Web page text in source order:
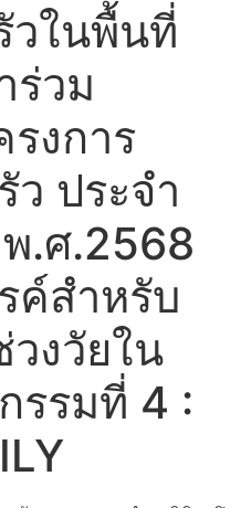
วในพื้นที่
ร่วม
งการ
ประจำ
.ศ.2568
ค์สำหรับ
งวัยใน
รรมที่ 4 :